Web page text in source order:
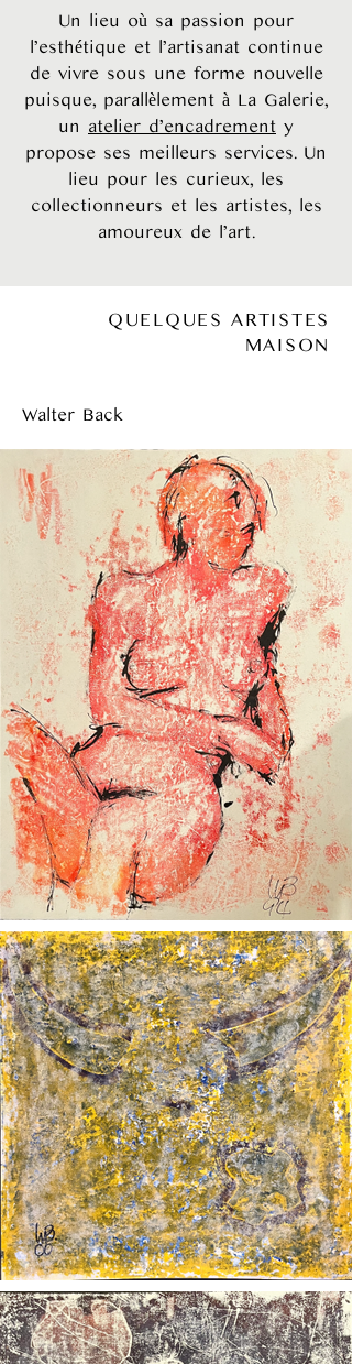
Un lieu où sa passion pour
l’esthétique et l’artisanat continue
de vivre sous une forme nouvelle
puisque, parallèlement à La Galerie,
un atelier d’encadrement y
propose ses meilleurs services. Un
lieu pour les curieux, les
collectionneurs et les artistes, les
amoureux de l’art.
QUELQUES ARTISTES
MAISON
Walter Back